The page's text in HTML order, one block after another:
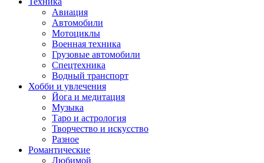
Авиация
Автомобили
Мотоциклы
Военная техника
Грузовые автомобили
Спецтехника
Водный транспорт
Хобби и увлечения
Йога и медитация
Музыка
Таро и астрология
Творчество и искусство
Разное
Романтические
Любимой